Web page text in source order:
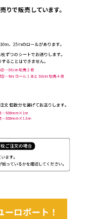
ロポート！